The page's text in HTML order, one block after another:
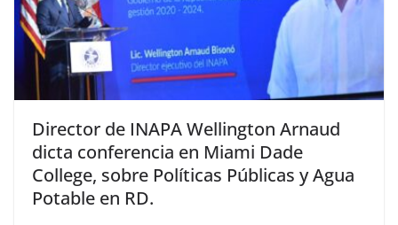
Director de INAPA Wellington Arnaud
dicta conferencia en Miami Dade
College, sobre Políticas Públicas y Agua
Potable en RD.